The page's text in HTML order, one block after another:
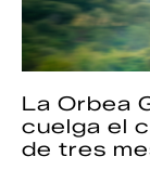
La Orbea
cuelga el
de tres